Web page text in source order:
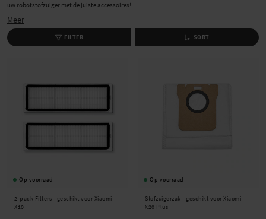
uw robotstofzuiger met de juiste accessoires!
Wij bieden accessoires aan die geschikt zijn voor de meeste robotstofzuigers die er zijn.
Geniet van snelle en gratis bezorging!
Meer
FILTER SORT
Op voorraad
2-pack Filters - geschikt voor Xiaomi
X10
Op voorraad
Stofzuigerzak - geschikt voor Xiaomi
X20 Plus